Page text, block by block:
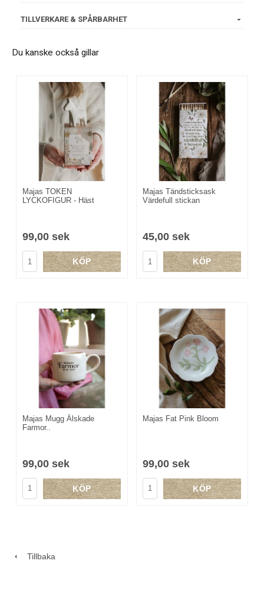
TILLVERKARE & SPÅRBARHET
Du kanske också gillar
Majas TOKEN
LYCKOFIGUR - Häst
99,00 sek
KÖP
Majas Tändsticksask
Värdefull stickan
45,00 sek
KÖP
Majas Mugg Älskade
Farmor..
99,00 sek
KÖP
Majas Fat Pink Bloom
99,00 sek
KÖP
Tillbaka